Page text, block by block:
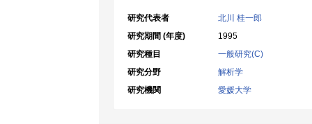
研究代表者
北川 桂一郎
研究期間 (年度)
1995
研究種目
一般研究(C)
研究分野
解析学
研究機関
愛媛大学